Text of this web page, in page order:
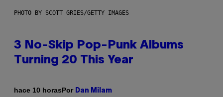
PHOTO BY SCOTT GRIES/GETTY IMAGES
3 No-Skip Pop-Punk Albums
Turning 20 This Year
hace 10 horasPor Dan Milam